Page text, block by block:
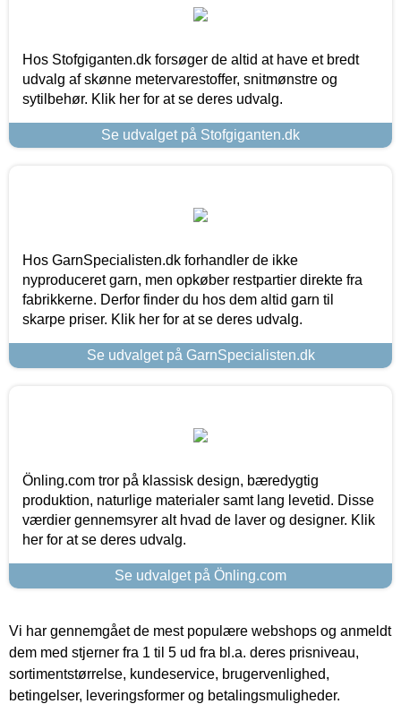
Hos Stofgiganten.dk forsøger de altid at have et bredt
udvalg af skønne metervarestoffer, snitmønstre og
sytilbehør. Klik her for at se deres udvalg.
Se udvalget på Stofgiganten.dk
Hos GarnSpecialisten.dk forhandler de ikke
nyproduceret garn, men opkøber restpartier direkte fra
fabrikkerne. Derfor finder du hos dem altid garn til
skarpe priser. Klik her for at se deres udvalg.
Se udvalget på GarnSpecialisten.dk
Önling.com tror på klassisk design, bæredygtig
produktion, naturlige materialer samt lang levetid. Disse
værdier gennemsyrer alt hvad de laver og designer. Klik
her for at se deres udvalg.
Se udvalget på Önling.com
Vi har gennemgået de mest populære webshops og anmeldt
dem med stjerner fra 1 til 5 ud fra bl.a. deres prisniveau,
sortimentstørrelse, kundeservice, brugervenlighed,
betingelser, leveringsformer og betalingsmuligheder.